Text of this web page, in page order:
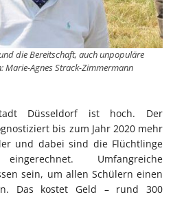
die Bereitschaft, auch unpopuläre
Marie-Agnes Strack-Zimmermann
Düsseldorf ist hoch. Der
bis zum Jahr 2020 mehr
und dabei sind die Flüchtlinge
Umfangreiche
sein, um allen Schülern einen
Das kostet Geld – rund 300